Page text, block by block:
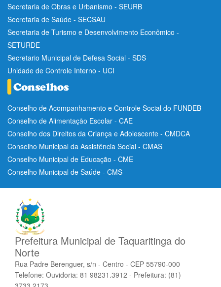
Secretaria de Obras e Urbanismo - SEURB
Secretaria de Saúde - SECSAU
Secretaria de Turismo e Desenvolvimento Econômico -
SETURDE
Secretario Municipal de Defesa Social - SDS
Unidade de Controle Interno - UCI
Conselho de Acompanhamento e Controle Social do FUNDEB
Conselho de Alimentação Escolar - CAE
Conselho dos Direitos da Criança e Adolescente - CMDCA
Conselho Municipal da Assistência Social - CMAS
Conselho Municipal de Educação - CME
Conselho Municipal de Saúde - CMS
Prefeitura Municipal de Taquaritinga do
Norte
Rua Padre Berenguer, s/n - Centro - CEP 55790-000
Telefone: Ouvidoria: 81 98231.3912 - Prefeitura: (81)